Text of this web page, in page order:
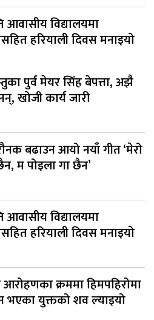
आवासीय विद्यालयमा
हरियाली दिवस मनाइयो
पुर्व मेयर सिंह बेपत्ता, अझै
खोजी कार्य जारी
बढाउन आयो नयाँ गीत ‘मेरो
म पोइला गा छैन’
आवासीय विद्यालयमा
हरियाली दिवस मनाइयो
आरोहणका क्रममा हिमपहिरोमा
भएका युक्तको शव ल्याइयो